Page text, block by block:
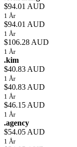
$94.01 AUD
1 År
$94.01 AUD
1 År
$106.28 AUD
1 År
.kim
$40.83 AUD
1 År
$40.83 AUD
1 År
$46.15 AUD
1 År
.agency
$54.05 AUD
1 År